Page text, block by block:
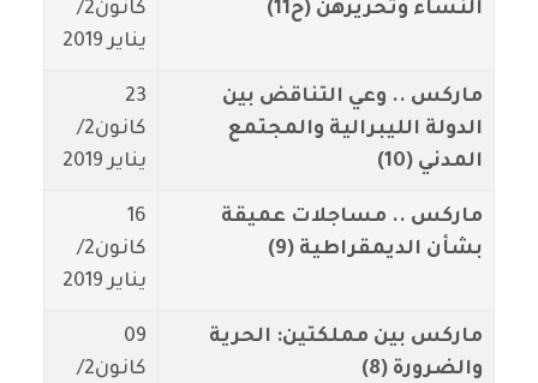
النساء وتحريرهن (ح11)
كانون2/
يناير 2019
ماركس .. وعي التناقض بين
الدولة الليبرالية والمجتمع
المدني (10)
23
كانون2/
يناير 2019
ماركس .. مساجلات عميقة
بشأن الديمقراطية (9)
16
كانون2/
يناير 2019
ماركس بين مملكتين: الحرية
والضرورة (8)
09
كانون2/